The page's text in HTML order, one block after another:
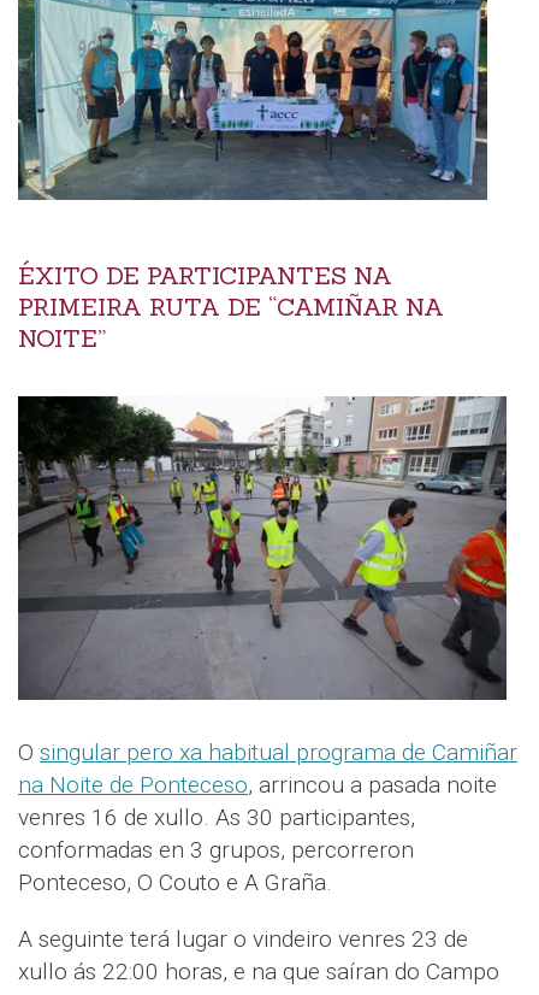
ÉXITO DE PARTICIPANTES NA
PRIMEIRA RUTA DE “CAMIÑAR NA
NOITE”
O singular pero xa habitual programa de Camiñar
na Noite de Ponteceso, arrincou a pasada noite
venres 16 de xullo. As 30 participantes,
conformadas en 3 grupos, percorreron
Ponteceso, O Couto e A Graña.
A seguinte terá lugar o vindeiro venres 23 de
xullo ás 22:00 horas, e na que saíran do Campo